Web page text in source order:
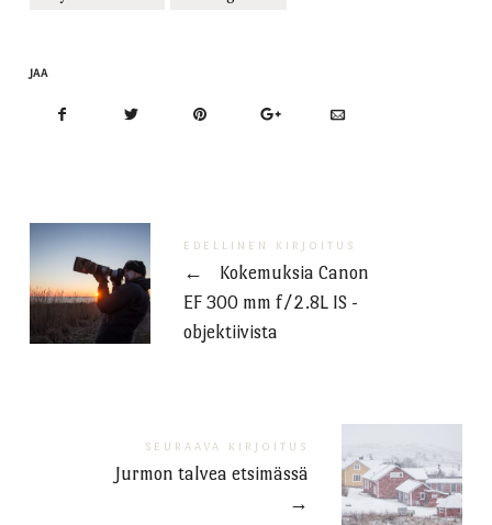
JAA
EDELLINEN KIRJOITUS
←
Kokemuksia Canon
EF 300 mm f/2.8L IS -
objektiivista
SEURAAVA KIRJOITUS
Jurmon talvea etsimässä
→